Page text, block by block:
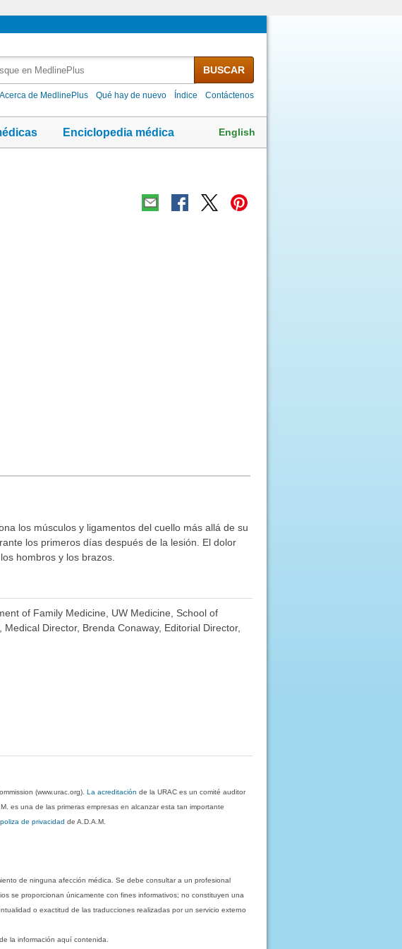
BUSCAR
Acerca de MedlinePlus Qué hay de nuevo Índice Contáctenos
Enciclopedia médica English
los músculos y ligamentos del cuello más allá de su
los primeros días después de la lesión. El dolor
hombros y los brazos.
of Family Medicine, UW Medicine, School of
Director, Brenda Conaway, Editorial Director,
(www.urac.org).La acreditación de la URAC es un comité auditor
es una de las primeras empresas en alcanzar esta tan importante
de privacidad de A.D.A.M.
de ninguna afección médica. Se debe consultar a un profesional
se proporcionan únicamente con fines informativos; no constituyen una
o exactitud de las traducciones realizadas por un servicio externo
la información aquí contenida.